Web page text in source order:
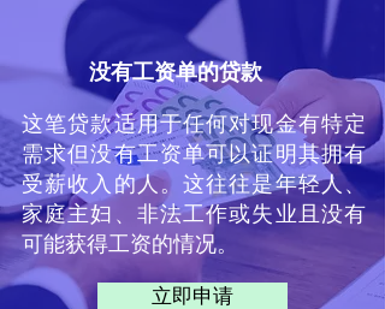
没有工资单的贷款
这笔贷款适用于任何对现金有特定
需求但没有工资单可以证明其拥有
受薪收入的人。这往往是年轻人、
家庭主妇、非法工作或失业且没有
可能获得工资的情况。
立即申请